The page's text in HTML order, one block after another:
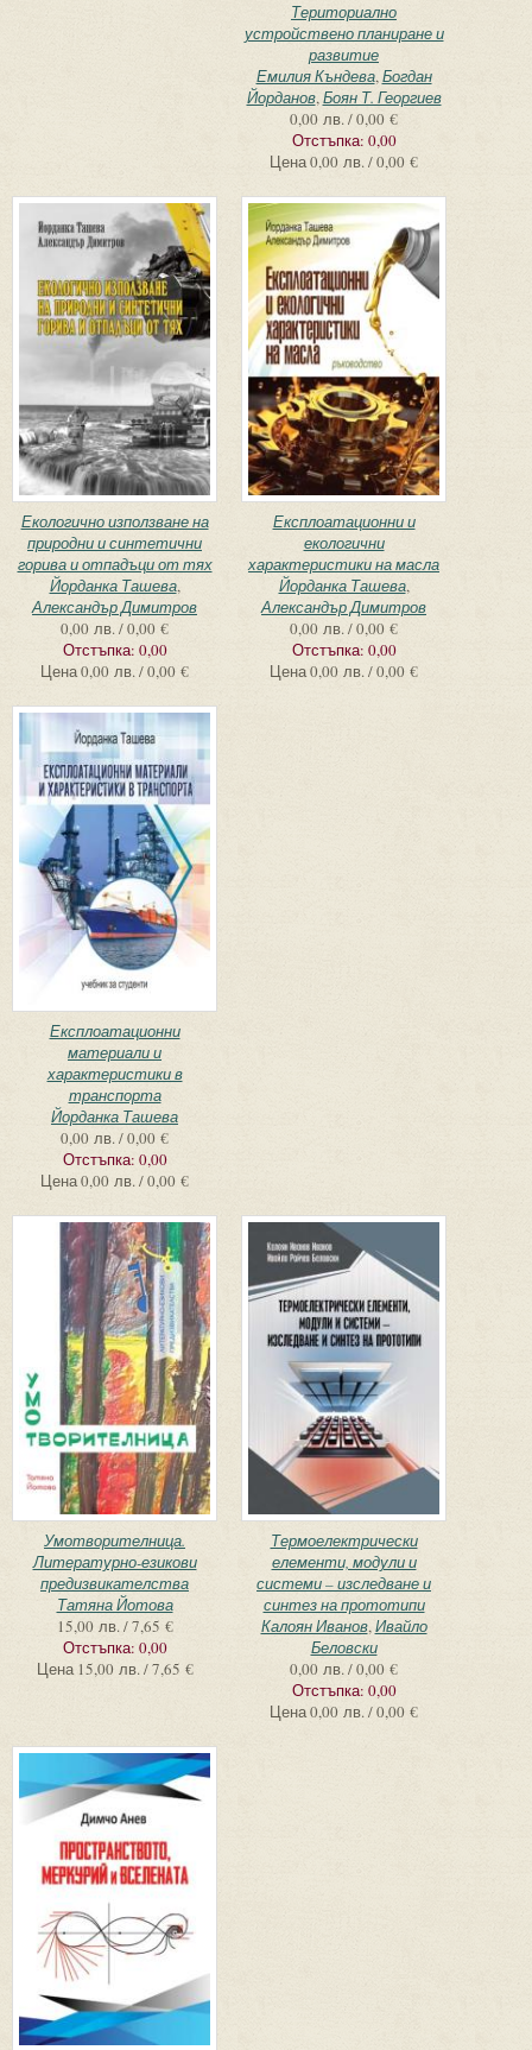
Териториално
устройствено планиране и
развитие
Емилия Къндева,Богдан
Йорданов,Боян Т. Георгиев
0,00 лв. / 0,00 €
Отстъпка: 0,00
Цена0,00 лв. / 0,00 €
Екологично използване на
природни и синтетични
горива и отпадъци от тях
Йорданка Ташева,
Александър Димитров
0,00 лв. / 0,00 €
Отстъпка: 0,00
Цена0,00 лв. / 0,00 €
Експлоатационни и
екологични
характеристики на масла
Йорданка Ташева,
Александър Димитров
0,00 лв. / 0,00 €
Отстъпка: 0,00
Цена0,00 лв. / 0,00 €
Експлоатационни
материали и
характеристики в
транспорта
Йорданка Ташева
0,00 лв. / 0,00 €
Отстъпка: 0,00
Цена0,00 лв. / 0,00 €
Умотворителница.
Литературно-езикови
предизвикателства
Татяна Йотова
15,00 лв. / 7,65 €
Отстъпка: 0,00
Цена 15,00 лв. / 7,65 €
Термоелектрически
елементи, модули и
системи – изследване и
синтез на прототипи
Калоян Иванов,Ивайло
Беловски
0,00 лв. / 0,00 €
Отстъпка: 0,00
Цена0,00 лв. / 0,00 €